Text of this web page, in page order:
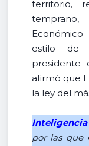
territorio,
estilo de
presidente
afirmó que
la ley del
Inteligencia
por las que